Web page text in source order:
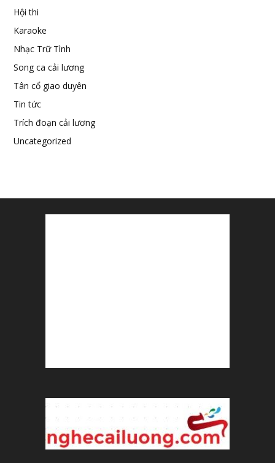
Hội thi
Karaoke
Nhạc Trữ Tình
Song ca cải lương
Tân cổ giao duyên
Tin tức
Trích đoạn cải lương
Uncategorized